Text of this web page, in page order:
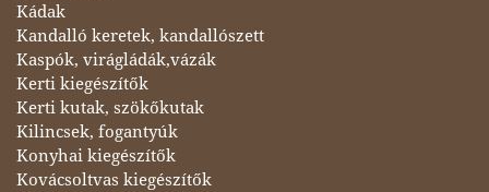
Kádak
Kandalló keretek, kandallószett
Kaspók, virágládák,vázák
Kerti kiegészítők
Kerti kutak, szökőkutak
Kilincsek, fogantyúk
Konyhai kiegészítők
Kovácsoltvas kiegészítők